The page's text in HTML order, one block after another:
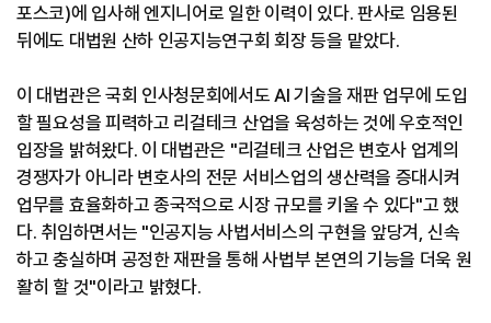
포스코)에 입사해 엔지니어로 일한 이력이 있다. 판사로 임용된
뒤에도 대법원 산하 인공지능연구회 회장 등을 맡았다.
이 대법관은 국회 인사청문회에서도 AI 기술을 재판 업무에 도입
할 필요성을 피력하고 리걸테크 산업을 육성하는 것에 우호적인
입장을 밝혀왔다. 이 대법관은 "리걸테크 산업은 변호사 업계의
경쟁자가 아니라 변호사의 전문 서비스업의 생산력을 증대시켜
업무를 효율화하고 종국적으로 시장 규모를 키울 수 있다"고 했
다. 취임하면서는 "인공지능 사법서비스의 구현을 앞당겨, 신속
하고 충실하며 공정한 재판을 통해 사법부 본연의 기능을 더욱 원
활히 할 것"이라고 밝혔다.